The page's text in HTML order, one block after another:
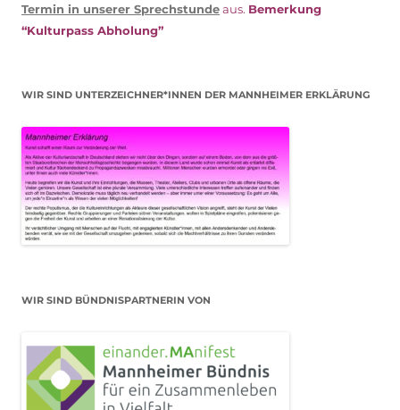
Termin in unserer Sprechstundeaus. Bemerkung
“Kulturpass Abholung”
WIR SIND UNTERZEICHNER*INNEN DER MANNHEIMER ERKLÄRUNG
WIR SIND BÜNDNISPARTNERIN VON